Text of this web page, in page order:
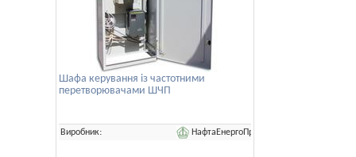
Шафа керування із частотними
перетворювачами ШЧП
Виробник: НафтаЕнергоПром